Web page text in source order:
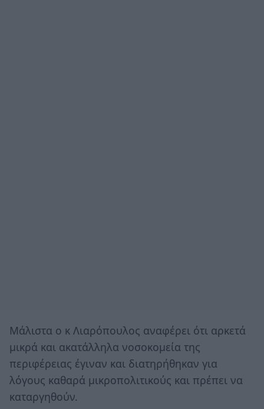
Μάλιστα ο κ Λιαρόπουλος αναφέρει ότι αρκετά
μικρά και ακατάλληλα νοσοκομεία της
περιφέρειας έγιναν και διατηρήθηκαν για
λόγους καθαρά μικροπολιτικούς και πρέπει να
καταργηθούν.